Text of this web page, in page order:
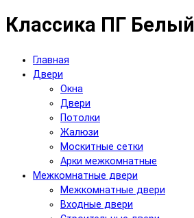
Классика ПГ Белый
Главная
Двери
Окна
Двери
Потолки
Жалюзи
Москитные сетки
Арки межкомнатные
Межкомнатные двери
Межкомнатные двери
Входные двери